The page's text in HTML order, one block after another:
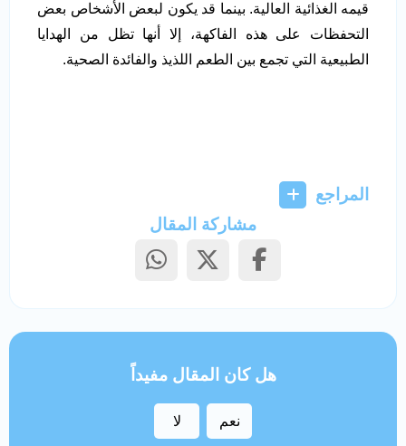
قيمه الغذائية العالية. بينما قد يكون لبعض الأشخاص بعض
التحفظات على هذه الفاكهة، إلا أنها تظل من الهدايا
الطبيعية التي تجمع بين الطعم اللذيذ والفائدة الصحية.
المراجع
مشاركة المقال
هل كان المقال مفيداً
نعم لا